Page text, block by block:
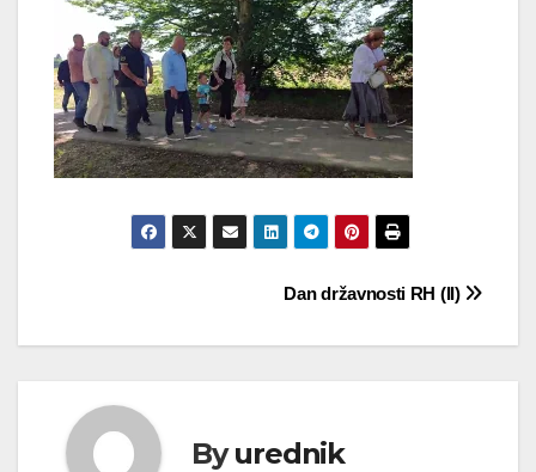
objava
Dan državnosti RH (II)
Byurednik